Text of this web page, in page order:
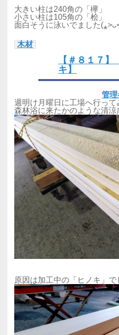
大きい柱は240角の「欅」
小さい柱は105角の「桧」
面白そうに泳いでました
木材
【＃８１７
キ】
管理
週明け月曜日に工場へ行って
森林浴に来たかのような清涼
原因は加工中の「ヒノキ」で